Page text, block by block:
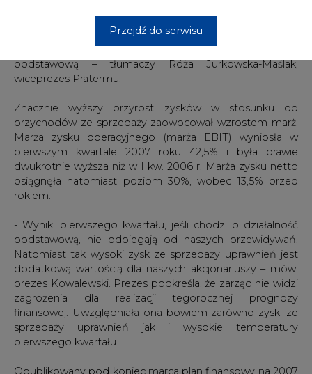
Przejdź do serwisu
Należy jednak pamiętać, że zysk związany z posiadanymi
nadwyżkami uprawnień w latach 2005-2007 jest także w
dużej części bezpośrednio związany z działalnością
podstawową – tłumaczy Róża Jurkowska-Maślak,
wiceprezes Pratermu.
Znacznie wyższy przyrost zysków w stosunku do
przychodów ze sprzedaży zaowocował wzrostem marż.
Marża zysku operacyjnego (marża EBIT) wyniosła w
pierwszym kwartale 2007 roku 42,5% i była prawie
dwukrotnie wyższa niż w I kw. 2006 r. Marża zysku netto
osiągnęła natomiast poziom 30%, wobec 13,5% przed
rokiem.
- Wyniki pierwszego kwartału, jeśli chodzi o działalność
podstawową, nie odbiegają od naszych przewidywań.
Natomiast tak wysoki zysk ze sprzedaży uprawnień jest
dodatkową wartością dla naszych akcjonariuszy – mówi
prezes Kowalewski. Prezes podkreśla, że zarząd nie widzi
zagrożenia dla realizacji tegorocznej prognozy
finansowej. Uwzględniała ona bowiem zarówno zyski ze
sprzedaży uprawnień jak i wysokie temperatury
pierwszego kwartału.
Opublikowany pod koniec marca plan finansowy na 2007